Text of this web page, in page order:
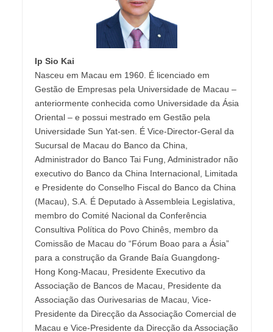
Ip Sio Kai
Nasceu em Macau em 1960. É licenciado em
Gestão de Empresas pela Universidade de Macau –
anteriormente conhecida como Universidade da Ásia
Oriental – e possui mestrado em Gestão pela
Universidade Sun Yat-sen. É Vice-Director-Geral da
Sucursal de Macau do Banco da China,
Administrador do Banco Tai Fung, Administrador não
executivo do Banco da China Internacional, Limitada
e Presidente do Conselho Fiscal do Banco da China
(Macau), S.A. É Deputado à Assembleia Legislativa,
membro do Comité Nacional da Conferência
Consultiva Política do Povo Chinês, membro da
Comissão de Macau do “Fórum Boao para a Ásia”
para a construção da Grande Baía Guangdong-
Hong Kong-Macau, Presidente Executivo da
Associação de Bancos de Macau, Presidente da
Associação das Ourivesarias de Macau, Vice-
Presidente da Direcção da Associação Comercial de
Macau e Vice-Presidente da Direcção da Associação